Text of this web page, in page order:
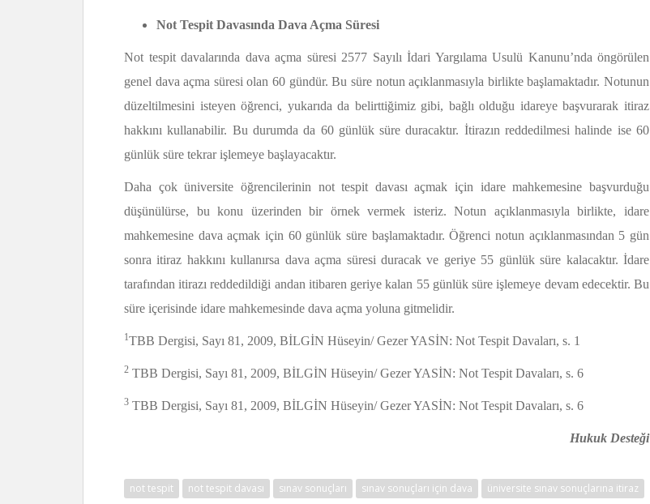
Not Tespit Davasında Dava Açma Süresi
Not tespit davalarında dava açma süresi 2577 Sayılı İdari Yargılama Usulü Kanunu’nda öngörülen
genel dava açma süresi olan 60 gündür. Bu süre notun açıklanmasıyla birlikte başlamaktadır. Notunun
düzeltilmesini isteyen öğrenci, yukarıda da belirttiğimiz gibi, bağlı olduğu idareye başvurarak itiraz
hakkını kullanabilir. Bu durumda da 60 günlük süre duracaktır. İtirazın reddedilmesi halinde ise 60
günlük süre tekrar işlemeye başlayacaktır.
Daha çok üniversite öğrencilerinin not tespit davası açmak için idare mahkemesine başvurduğu
düşünülürse, bu konu üzerinden bir örnek vermek isteriz. Notun açıklanmasıyla birlikte, idare
mahkemesine dava açmak için 60 günlük süre başlamaktadır. Öğrenci notun açıklanmasından 5 gün
sonra itiraz hakkını kullanırsa dava açma süresi duracak ve geriye 55 günlük süre kalacaktır. İdare
tarafından itirazı reddedildiği andan itibaren geriye kalan 55 günlük süre işlemeye devam edecektir. Bu
süre içerisinde idare mahkemesinde dava açma yoluna gitmelidir.
1TBB Dergisi, Sayı 81, 2009, BİLGİN Hüseyin/ Gezer YASİN: Not Tespit Davaları, s. 1
2 TBB Dergisi, Sayı 81, 2009, BİLGİN Hüseyin/ Gezer YASİN: Not Tespit Davaları, s. 6
3 TBB Dergisi, Sayı 81, 2009, BİLGİN Hüseyin/ Gezer YASİN: Not Tespit Davaları, s. 6
Hukuk Desteği
not tespit not tespit davası sınav sonuçları sınav sonuçları için dava üniversite sınav sonuçlarına itiraz